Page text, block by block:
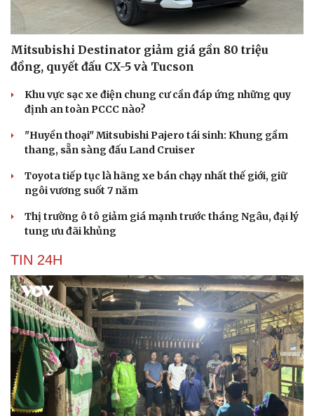
Mitsubishi Destinator giảm giá gần 80 triệu
đồng, quyết đấu CX-5 và Tucson
Khu vực sạc xe điện chung cư cần đáp ứng những quy
định an toàn PCCC nào?
"Huyền thoại" Mitsubishi Pajero tái sinh: Khung gầm
thang, sẵn sàng đấu Land Cruiser
Toyota tiếp tục là hãng xe bán chạy nhất thế giới, giữ
ngôi vương suốt 7 năm
Thị trường ô tô giảm giá mạnh trước tháng Ngâu, đại lý
tung ưu đãi khủng
TIN 24H